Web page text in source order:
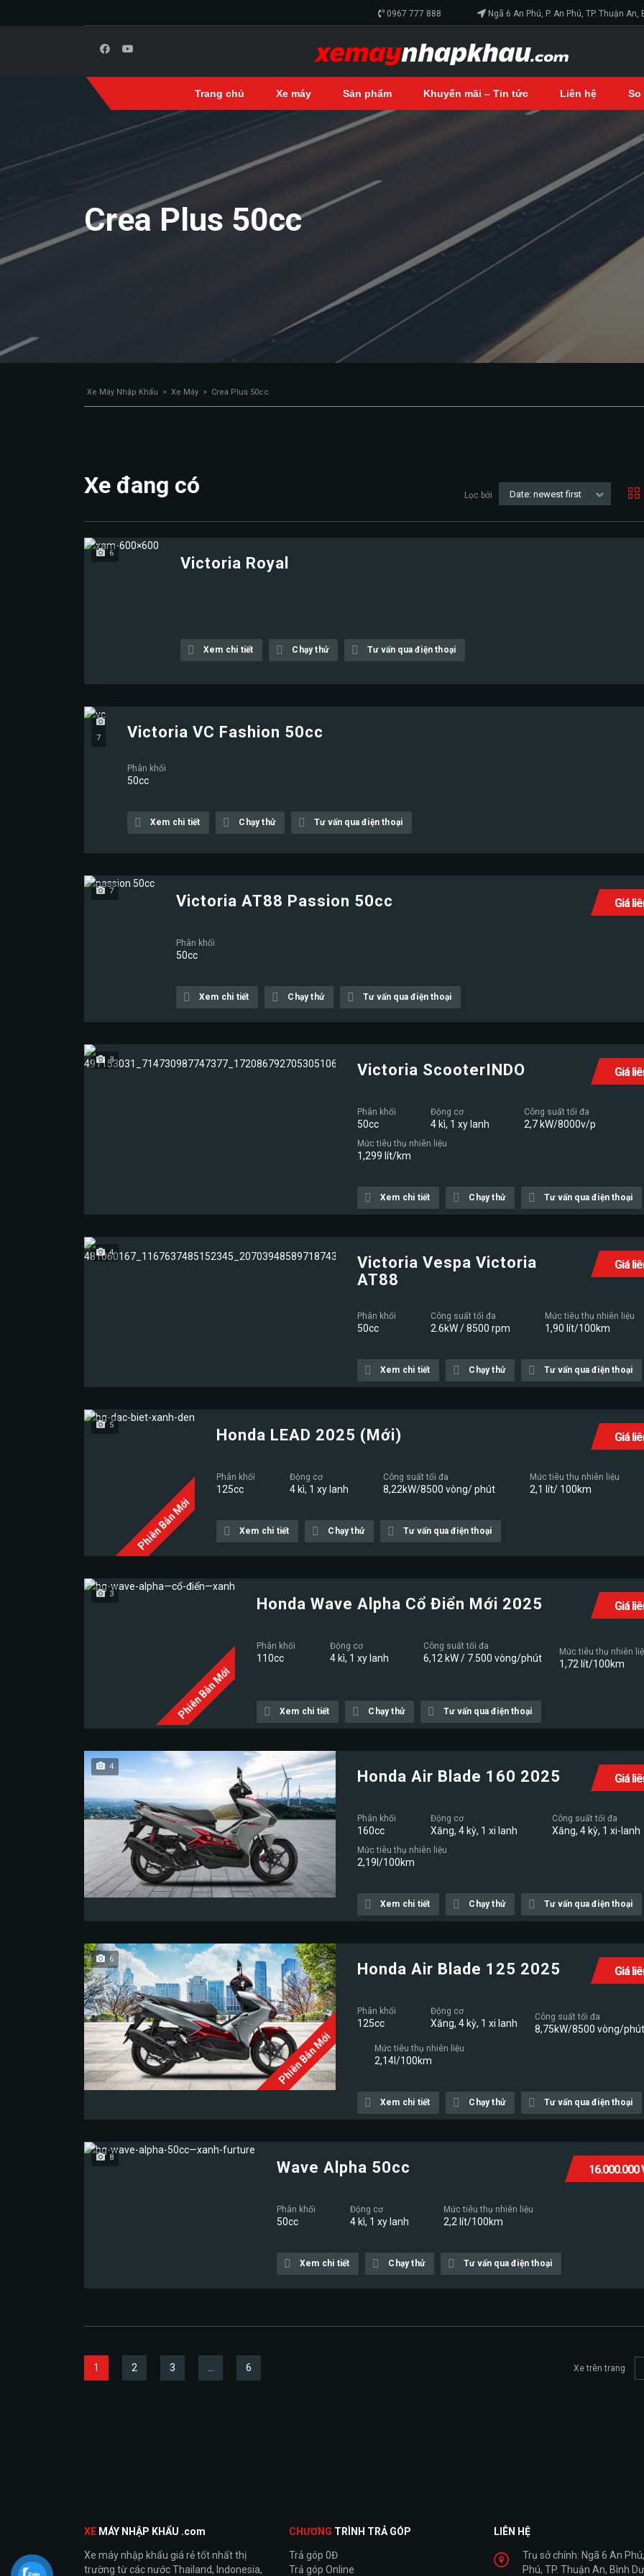
Ngã 6 An Phú, P. An Phú, TP. Thuận An,
0967 777 888
Trang chủ Xe máy Sản phẩm Khuyến mãi – Tin tức Liên hệ So
Crea Plus 50cc
Xe Máy Nhập Khẩu > Xe Máy > Crea Plus 50cc
Xe đang có Lọc bởi Date: newest first
6
Victoria Royal
Xem chi tiết Chạy thử Tư vấn qua điện thoại
7 Victoria VC Fashion 50cc
Phân khối
50cc
Xem chi tiết Chạy thử Tư vấn qua điện thoại
7
Giá
Victoria AT88 Passion 50cc
Phân khối
50cc
Xem chi tiết Chạy thử Tư vấn qua điện thoại
3
Giá
Victoria ScooterINDO
Phân khối
50cc
Động cơ
4 kì, 1 xy lanh
Công suất tối đa
2,7 kW/8000v/p
Mức tiêu thụ nhiên liệu
1,299 lít/km
Xem chi tiết Chạy thử Tư vấn qua điện thoại
4
Giá
Victoria Vespa Victoria
AT88
Phân khối
50cc
Công suất tối đa
2.6kW / 8500 rpm
Mức tiêu thụ nhiên liệu
1,90 lít/100km
Xem chi tiết Chạy thử Tư vấn qua điện thoại
Phiên Bản Mới
5
Giá
Honda LEAD 2025 (Mới)
Phân khối
125cc
Động cơ
4 kì, 1 xy lanh
Công suất tối đa
8,22kW/8500 vòng/ phút
Mức tiêu thụ nhiên liệu
2,1 lít/ 100km
Xem chi tiết Chạy thử Tư vấn qua điện thoại
Phiên Bản Mới
3
Giá
Honda Wave Alpha Cổ Điển Mới 2025
Phân khối
110cc
Động cơ
4 kì, 1 xy lanh
Công suất tối đa
6,12 kW / 7.500 vòng/phút
Mức tiêu thụ nhiên
1,72 lít/100km
Xem chi tiết Chạy thử Tư vấn qua điện thoại
4
Giá
Honda Air Blade 160 2025
Phân khối
160cc
Động cơ
Xăng, 4 kỳ, 1 xi lanh
Công suất tối đa
Xăng, 4 kỳ, 1 xi-lanh
Mức tiêu thụ nhiên liệu
2,19l/100km
Xem chi tiết Chạy thử Tư vấn qua điện thoại
Phiên Bản Mới
6
Giá
Honda Air Blade 125 2025
Phân khối
125cc
Động cơ
Xăng, 4 kỳ, 1 xi lanh
Công suất tối đa
8,75kW/8500 vòng/phút
Mức tiêu thụ nhiên liệu
2,14l/100km
Xem chi tiết Chạy thử Tư vấn qua điện thoại
8
16.000.000
Wave Alpha 50cc
Phân khối
50cc
Động cơ
4 kì, 1 xy lanh
Mức tiêu thụ nhiên liệu
2,2 lít/100km
Xem chi tiết Chạy thử Tư vấn qua điện thoại
1 2 3 6 Xe trên trang
XE MÁY NHẬP KHẨU .com
Xe máy nhập khẩu giá rẻ tốt nhất thị
trường từ các nước Thailand, Indonesia,
CHƯƠNG TRÌNH TRẢ GÓP
Trả góp 0Đ
Trả góp Online
LIÊN HỆ
Trụ sở chính: Ngã 6 An
Phú, TP. Thuận An, Bình